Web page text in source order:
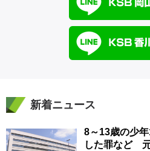
新着ニュース
8～13歳の少
した罪など